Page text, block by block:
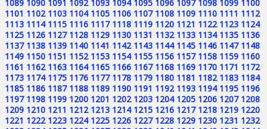
1089 1090 1091 1092 1093 1094 1095 1096 1097 1098 1099 1100
1101 1102 1103 1104 1105 1106 1107 1108 1109 1110 1111 1112
1113 1114 1115 1116 1117 1118 1119 1120 1121 1122 1123 1124
1125 1126 1127 1128 1129 1130 1131 1132 1133 1134 1135 1136
1137 1138 1139 1140 1141 1142 1143 1144 1145 1146 1147 1148
1149 1150 1151 1152 1153 1154 1155 1156 1157 1158 1159 1160
1161 1162 1163 1164 1165 1166 1167 1168 1169 1170 1171 1172
1173 1174 1175 1176 1177 1178 1179 1180 1181 1182 1183 1184
1185 1186 1187 1188 1189 1190 1191 1192 1193 1194 1195 1196
1197 1198 1199 1200 1201 1202 1203 1204 1205 1206 1207 1208
1209 1210 1211 1212 1213 1214 1215 1216 1217 1218 1219 1220
1221 1222 1223 1224 1225 1226 1227 1228 1229 1230 1231 1232